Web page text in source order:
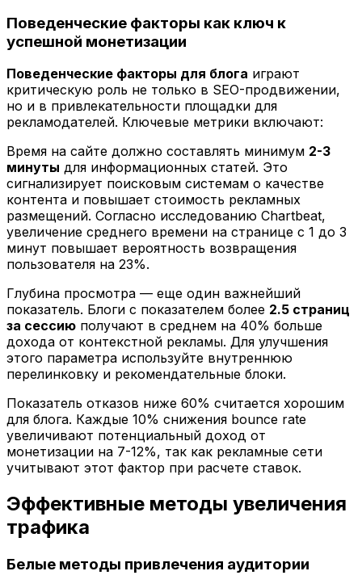
Поведенческие факторы как ключ к
успешной монетизации
Поведенческие факторы для блога играют
критическую роль не только в SEO-продвижении,
но и в привлекательности площадки для
рекламодателей. Ключевые метрики включают:
Время на сайте должно составлять минимум 2-3
минуты для информационных статей. Это
сигнализирует поисковым системам о качестве
контента и повышает стоимость рекламных
размещений. Согласно исследованию Chartbeat,
увеличение среднего времени на странице с 1 до 3
минут повышает вероятность возвращения
пользователя на 23%.
Глубина просмотра — еще один важнейший
показатель. Блоги с показателем более 2.5 страниц
за сессию получают в среднем на 40% больше
дохода от контекстной рекламы. Для улучшения
этого параметра используйте внутреннюю
перелинковку и рекомендательные блоки.
Показатель отказов ниже 60% считается хорошим
для блога. Каждые 10% снижения bounce rate
увеличивают потенциальный доход от
монетизации на 7-12%, так как рекламные сети
учитывают этот фактор при расчете ставок.
Эффективные методы увеличения
трафика
Белые методы привлечения аудитории